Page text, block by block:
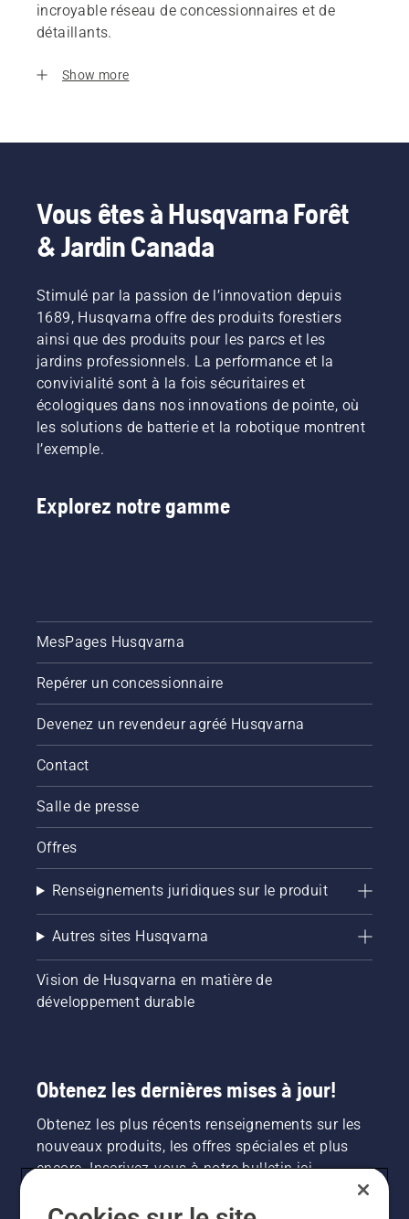
incroyable réseau de concessionnaires et de
détaillants.
Show more
Vous êtes à Husqvarna Forêt
& Jardin Canada
Stimulé par la passion de l’innovation depuis
1689, Husqvarna offre des produits forestiers
ainsi que des produits pour les parcs et les
jardins professionnels. La performance et la
convivialité sont à la fois sécuritaires et
écologiques dans nos innovations de pointe, où
les solutions de batterie et la robotique montrent
l’exemple.
Explorez notre gamme
MesPages Husqvarna
Repérer un concessionnaire
Devenez un revendeur agréé Husqvarna
Contact
Salle de presse
Offres
Renseignements juridiques sur le produit
Autres sites Husqvarna
Vision de Husqvarna en matière de
développement durable
Obtenez les dernières mises à jour!
Obtenez les plus récents renseignements sur les
nouveaux produits, les offres spéciales et plus
encore. Inscrivez-vous à notre bulletin ici.